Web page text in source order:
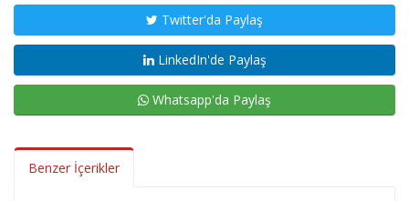
Twitter'da Paylaş
LinkedIn'de Paylaş
Whatsapp'da Paylaş
Benzer İçerikler